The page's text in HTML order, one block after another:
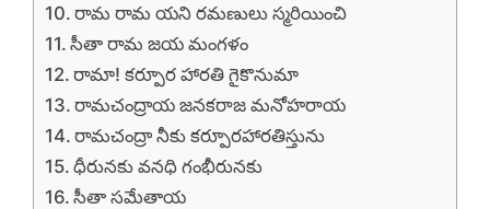
రామ రామ యని రమణులు స్మరియించి
సీతా రామ జయ మంగళం
రామా! కర్పూర హారతి గైకొనుమా
రామచంద్రాయ జనకరాజ మనోహరాయ
రామచంద్రా నీకు కర్పూరహారతిస్తును
ధీరునకు వనధి గంభీరునకు
సీతా సమేతాయ